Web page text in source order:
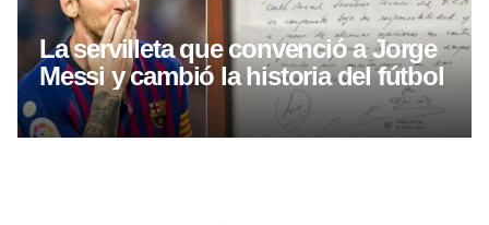
La servilleta que convenció a Jorge
Messi y cambió la historia del fútbol